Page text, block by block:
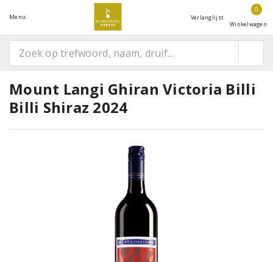
Menu Verlanglijst
0
Winkelwagen
Mount Langi Ghiran Victoria Billi
Billi Shiraz 2024